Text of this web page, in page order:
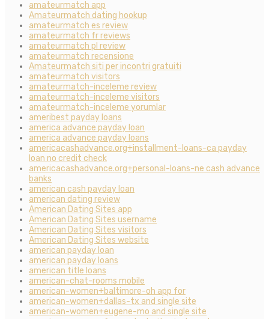
amateurmatch app
Amateurmatch dating hookup
amateurmatch es review
amateurmatch fr reviews
amateurmatch pl review
amateurmatch recensione
Amateurmatch siti per incontri gratuiti
amateurmatch visitors
amateurmatch-inceleme review
amateurmatch-inceleme visitors
amateurmatch-inceleme yorumlar
ameribest payday loans
america advance payday loan
america advance payday loans
americacashadvance.org+installment-loans-ca payday
loan no credit check
americacashadvance.org+personal-loans-ne cash advance
banks
american cash payday loan
american dating review
American Dating Sites app
American Dating Sites username
American Dating Sites visitors
American Dating Sites website
american payday loan
american payday loans
american title loans
american-chat-rooms mobile
american-women+baltimore-oh app for
american-women+dallas-tx and single site
american-women+eugene-mo and single site